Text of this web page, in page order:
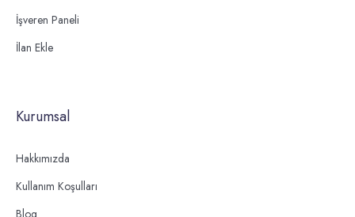
İşveren Paneli
İlan Ekle
Kurumsal
Hakkımızda
Kullanım Koşulları
Blog